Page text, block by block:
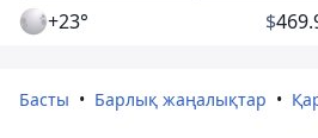
+23° $
Басты Барлық жаңалықтар